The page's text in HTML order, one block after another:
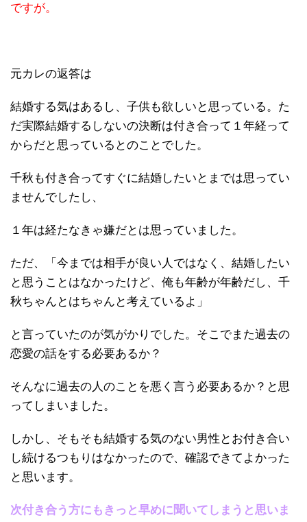
ですが。
元カレの返答は
結婚する気はあるし、子供も欲しいと思っている。た
だ実際結婚するしないの決断は付き合って１年経って
からだと思っているとのことでした。
千秋も付き合ってすぐに結婚したいとまでは思ってい
ませんでしたし、
１年は経たなきゃ嫌だとは思っていました。
ただ、「今までは相手が良い人ではなく、結婚したい
と思うことはなかったけど、俺も年齢が年齢だし、千
秋ちゃんとはちゃんと考えているよ」
と言っていたのが気がかりでした。そこでまた過去の
恋愛の話をする必要あるか？
そんなに過去の人のことを悪く言う必要あるか？と思
ってしまいました。
しかし、そもそも結婚する気のない男性とお付き合い
し続けるつもりはなかったので、確認できてよかった
と思います。
次付き合う方にもきっと早めに聞いてしまうと思いま